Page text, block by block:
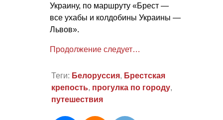
Украину, по маршруту «Брест —
все ухабы и колдобины Украины —
Львов».
Продолжение следует…
Теги: Белоруссия, Брестская
крепость, прогулка по городу,
путешествия